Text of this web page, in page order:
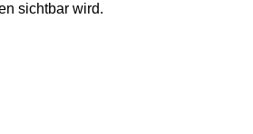
sichtbar wird.